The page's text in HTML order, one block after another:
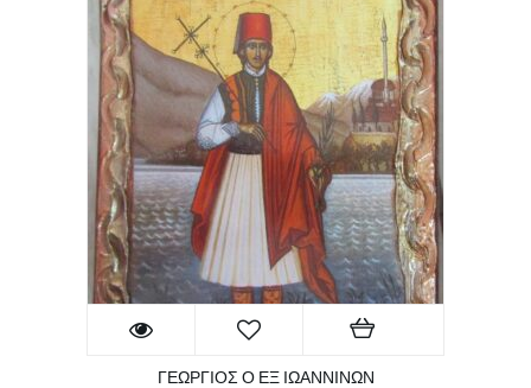
ΓΕΩΡΓΙΟΣ Ο ΕΞ ΙΩΑΝΝΙΝΩΝ